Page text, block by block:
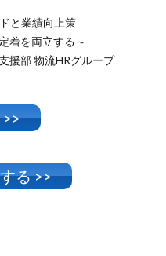
と業績向上策
着を両立する～
援部 物流HRグループ
る >>